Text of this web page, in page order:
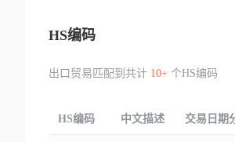
HS编码
出口贸易匹配到共计 10+个HS编码
HS编码 中文描述 交易日期